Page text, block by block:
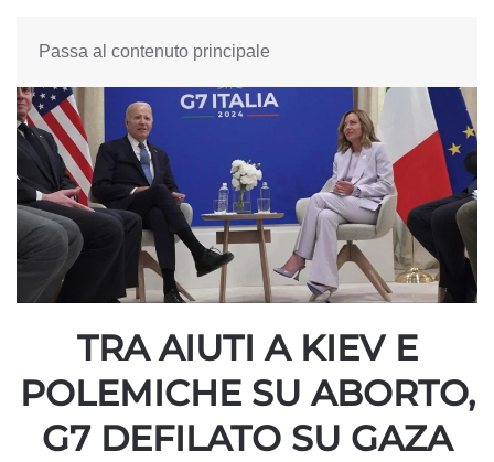
Passa al contenuto principale
TRA AIUTI A KIEV E
POLEMICHE SU ABORTO,
G7 DEFILATO SU GAZA